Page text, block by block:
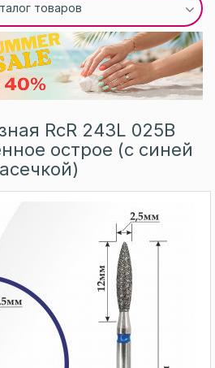
товаров
RcR 243L 025B
острое (с синей